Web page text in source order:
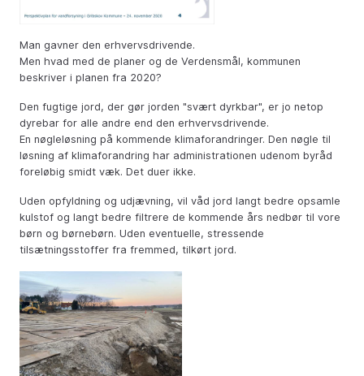
Man gavner den erhvervsdrivende.
Men hvad med de planer og de Verdensmål, kommunen
beskriver i planen fra 2020?
Den fugtige jord, der gør jorden "svært dyrkbar", er jo netop
dyrebar for alle andre end den erhvervsdrivende.
En nøgleløsning på kommende klimaforandringer. Den nøgle til
løsning af klimaforandring har administrationen udenom byråd
foreløbig smidt væk. Det duer ikke.
Uden opfyldning og udjævning, vil våd jord langt bedre opsamle
kulstof og langt bedre filtrere de kommende års nedbør til vore
børn og børnebørn. Uden eventuelle, stressende
tilsætningsstoffer fra fremmed, tilkørt jord.